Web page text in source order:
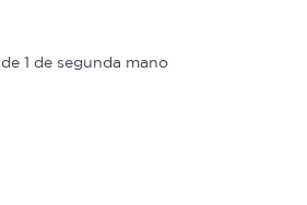
de 1 de segunda mano